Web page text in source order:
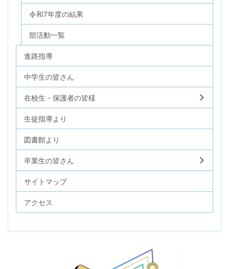
令和7年度の結果
部活動一覧
進路指導
中学生の皆さん
在校生・保護者の皆様
生徒指導より
図書館より
卒業生の皆さん
サイトマップ
アクセス